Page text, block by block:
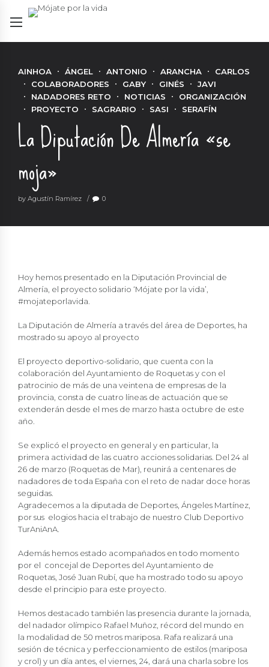
AINHOA ÁNGEL ANTONIO ARANCHA
CARLOS
COLABORADORES
GABY GINÉS
JAVI
NADADORES RETO
NOTICIAS
ORGANIZACIÓN
PROYECTO
SAGRARIO SASI SERAFÍN
La Diputación De Almería «se
moja»
by Agustín Ramírez 0
Hoy hemos presentado en la Diputación Provincial de
Almería, el proyecto solidario ‘Mójate por la vida’,
#mojateporlavida.
La Diputación de Almería a través del área de Deportes, ha
mostrado su apoyo al proyecto
El proyecto deportivo-solidario, que cuenta con la
colaboración del Ayuntamiento de Roquetas y con el
patrocinio de más de una veintena de empresas de la
provincia, consta de cuatro líneas de actuación que se
extenderán desde el mes de marzo hasta octubre de este
año.
Se explicó el proyecto en general y en particular, la
primera actividad de las cuatro acciones solidarias. Del 24 al
26 de marzo (Roquetas de Mar), reunirá a centenares de
nadadores de toda España con el reto de nadar doce horas
seguidas.
Agradecemos a la diputada de Deportes, Ángeles Martínez,
por sus elogios hacia el trabajo de nuestro Club Deportivo
TurAniAnA.
Además hemos estado acompañados en todo momento
por el concejal de Deportes del Ayuntamiento de
Roquetas, José Juan Rubí, que ha mostrado todo su apoyo
desde el principio para este proyecto.
Hemos destacado también las presencia durante la jornada,
del nadador olímpico Rafael Muñoz, récord del mundo en
la modalidad de 50 metros mariposa. Rafa realizará una
sesión de técnica y perfeccionamiento de estilos (mariposa
y crol) y un día antes, el viernes, 24, dará una charla sobre los